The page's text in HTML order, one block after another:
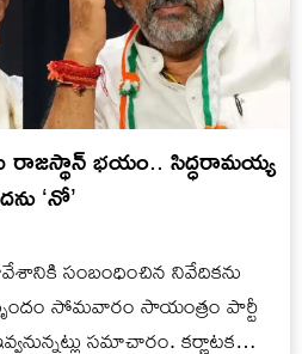
రాజస్థాన్ భయం.. సిద్ధరామయ్య
‘నో’
సంబంధించిన నివేదికను
బృందం సోమవారం సాయంత్రం పార్టీ
ఇవ్వనున్నట్లు సమాచారం. కర్ణాటక